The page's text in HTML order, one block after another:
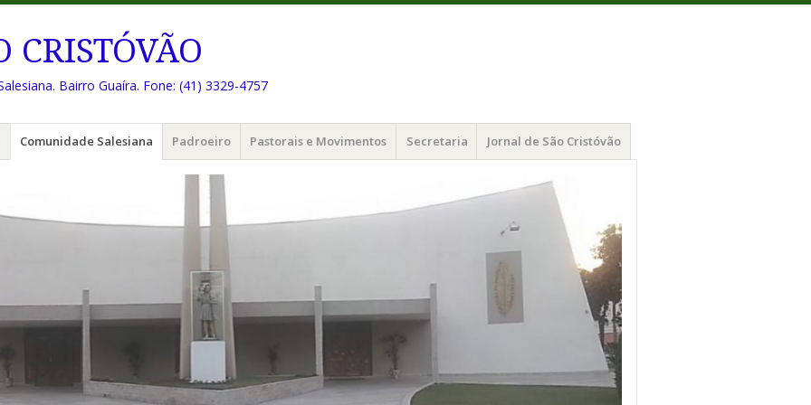
CRISTÓVÃO
Bairro Guaíra. Fone: (41) 3329-4757
Comunidade Salesiana Padroeiro Pastorais e Movimentos Secretaria Jornal de São Cristóvão